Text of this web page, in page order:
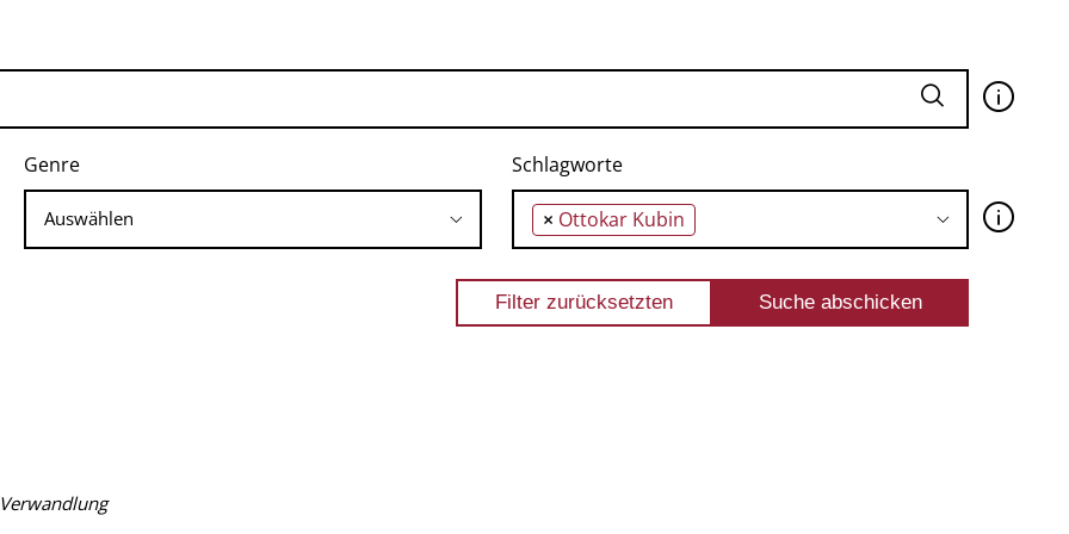
🛈
Genre Schlagworte
× Ottokar Kubin 🛈